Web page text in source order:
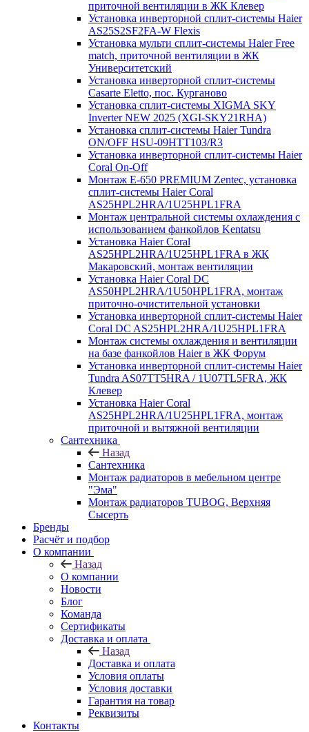
приточной вентиляции в ЖК Клевер
Установка инверторной сплит-системы Haier
AS25S2SF2FA-W Flexis
Установка мульти сплит-системы Haier Free
match, приточной вентиляции в ЖК
Университетский
Установка инверторной сплит-системы
Casarte Eletto, пос. Курганово
Установка сплит-системы XIGMA SKY
Inverter NEW 2025 (XGI-SKY21RHA)
Установка сплит-системы Haier Tundra
ON/OFF HSU-09HTT103/R3
Установка инверторной сплит-системы Haier
Coral On-Off
Монтаж E-650 PREMIUM Zentec, установка
сплит-системы Haier Coral
AS25HPL2HRA/1U25HPL1FRA
Монтаж центральной системы охлаждения с
использованием фанкойлов Kentatsu
Установка Haier Coral
AS25HPL2HRA/1U25HPL1FRA в ЖК
Макаровский, монтаж вентиляции
Установка Haier Coral DC
AS50HPL2HRA/1U50HPL1FRA, монтаж
приточно-очистительной установки
Установка инверторной сплит-системы Haier
Coral DC AS25HPL2HRA/1U25HPL1FRA
Монтаж системы охлаждения и вентиляции
на базе фанкойлов Haier в ЖК Форум
Установка инверторной сплит-системы Haier
Tundra AS07TT5HRA / 1U07TL5FRA, ЖК
Клевер
Установка Haier Coral
AS25HPL2HRA/1U25HPL1FRA, монтаж
приточной и вытяжной вентиляции
Сантехника
Назад
Сантехника
Монтаж радиаторов в мебельном центре
"Эма"
Монтаж радиаторов TUBOG, Верхняя
Сысерть
Бренды
Расчёт и подбор
О компании
Назад
О компании
Новости
Блог
Команда
Сертификаты
Доставка и оплата
Назад
Доставка и оплата
Условия оплаты
Условия доставки
Гарантия на товар
Реквизиты
Контакты